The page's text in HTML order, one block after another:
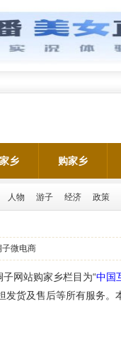
乡 购家乡
人物 游子 经济 政策
微电商
子网站购家乡栏目为“中国
发货及售后等所有服务